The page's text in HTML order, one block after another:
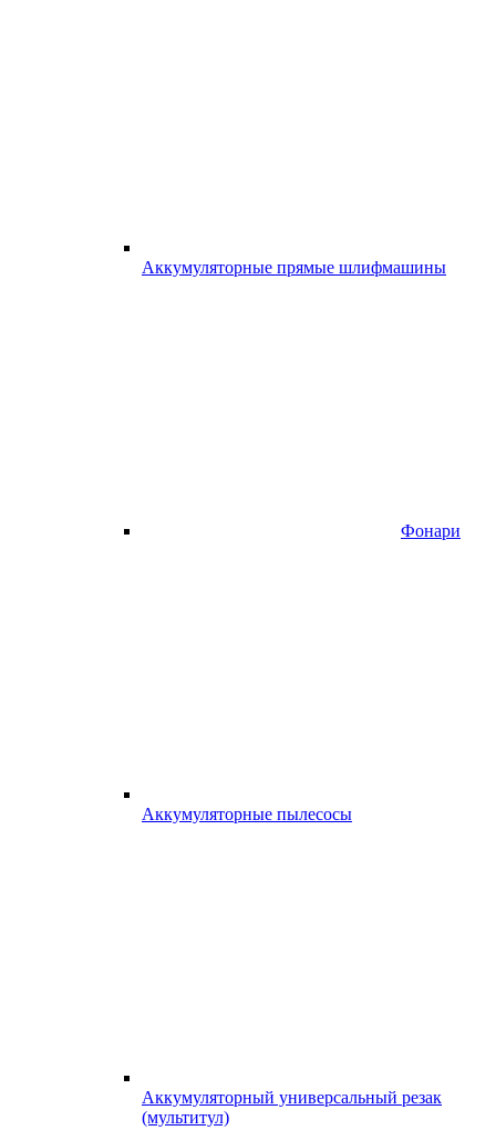
Аккумуляторные прямые шлифмашины
Фонари
Аккумуляторные пылесосы
Аккумуляторный универсальный резак
(мультитул)